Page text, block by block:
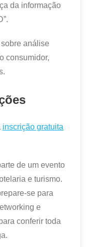
da informação
análise
consumidor,
inscrição gratuita
de um evento
e turismo.
se para
e
conferir toda